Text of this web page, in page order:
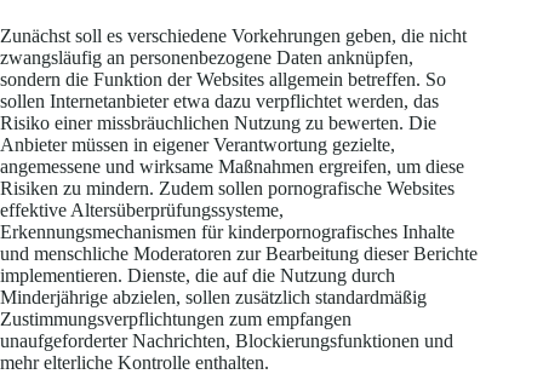
Zunächst soll es verschiedene Vorkehrungen geben, die nicht
zwangsläufig an personenbezogene Daten anknüpfen,
sondern die Funktion der Websites allgemein betreffen. So
sollen Internetanbieter etwa dazu verpflichtet werden, das
Risiko einer missbräuchlichen Nutzung zu bewerten. Die
Anbieter müssen in eigener Verantwortung gezielte,
angemessene und wirksame Maßnahmen ergreifen, um diese
Risiken zu mindern. Zudem sollen pornografische Websites
effektive Altersüberprüfungssysteme,
Erkennungsmechanismen für kinderpornografisches Inhalte
und menschliche Moderatoren zur Bearbeitung dieser Berichte
implementieren. Dienste, die auf die Nutzung durch
Minderjährige abzielen, sollen zusätzlich standardmäßig
Zustimmungsverpflichtungen zum empfangen
unaufgeforderter Nachrichten, Blockierungsfunktionen und
mehr elterliche Kontrolle enthalten.